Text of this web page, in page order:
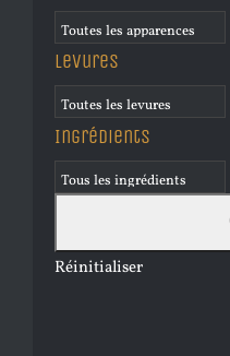
Levures
Ingrédients
Réinitialiser